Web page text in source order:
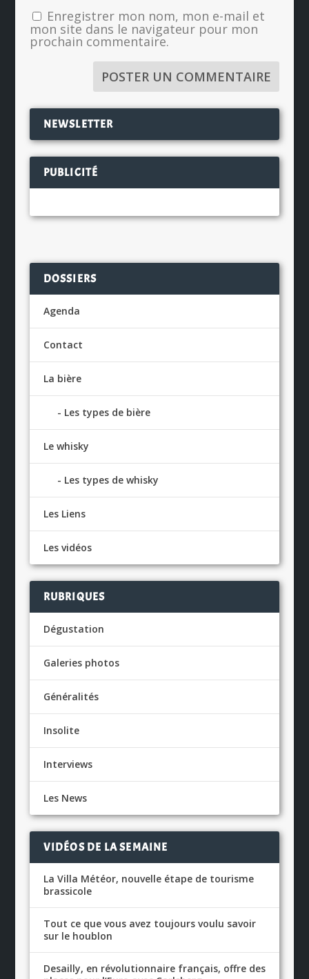
Enregistrer mon nom, mon e-mail et
mon site dans le navigateur pour mon
prochain commentaire.
NEWSLETTER
PUBLICITÉ
DOSSIERS
Agenda
Contact
La bière
Les types de bière
Le whisky
Les types de whisky
Les Liens
Les vidéos
RUBRIQUES
Dégustation
Galeries photos
Généralités
Insolite
Interviews
Les News
VIDÉOS DE LA SEMAINE
La Villa Météor, nouvelle étape de tourisme
brassicole
Tout ce que vous avez toujours voulu savoir
sur le houblon
Desailly, en révolutionnaire français, offre des